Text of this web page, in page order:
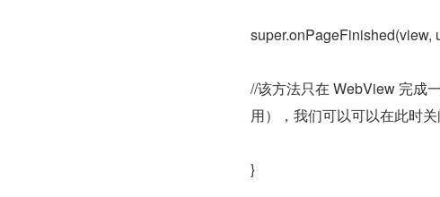
super.onPageFinished(view,
//该方法只在 WebView 完成
用），我们可以可以在此时
}